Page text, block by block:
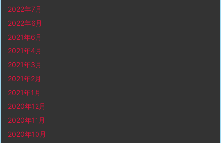
2022年7月
2022年6月
2021年6月
2021年4月
2021年3月
2021年2月
2021年1月
2020年12月
2020年11月
2020年10月